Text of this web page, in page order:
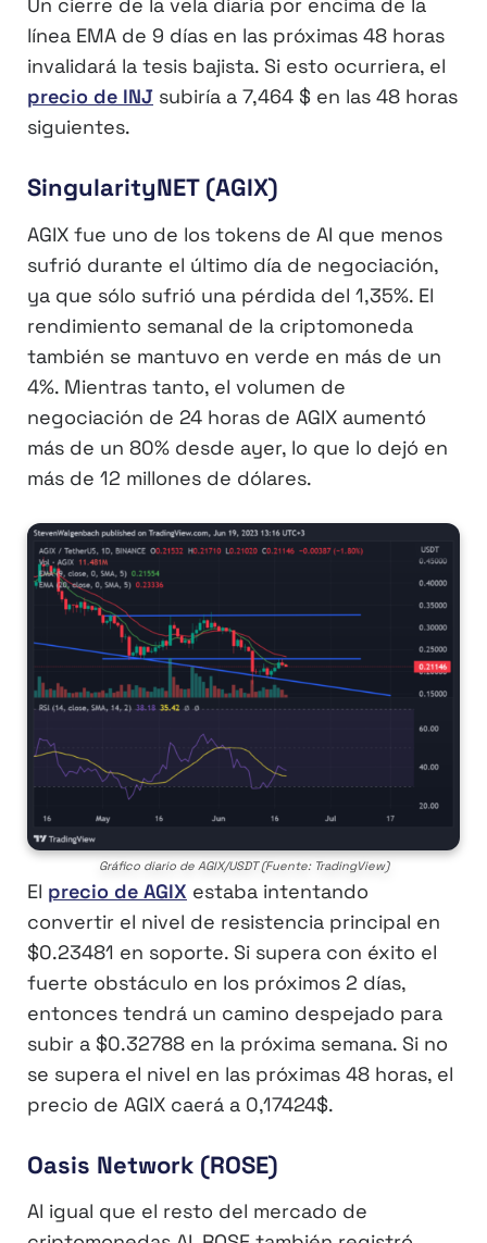
Un cierre de la vela diaria por encima de la
línea EMA de 9 días en las próximas 48 horas
invalidará la tesis bajista. Si esto ocurriera, el
precio de INJ subiría a 7,464 $ en las 48 horas
siguientes.
SingularityNET (AGIX)
AGIX fue uno de los tokens de AI que menos
sufrió durante el último día de negociación,
ya que sólo sufrió una pérdida del 1,35%. El
rendimiento semanal de la criptomoneda
también se mantuvo en verde en más de un
4%. Mientras tanto, el volumen de
negociación de 24 horas de AGIX aumentó
más de un 80% desde ayer, lo que lo dejó en
más de 12 millones de dólares.
Gráfico diario de AGIX/USDT (Fuente: TradingView)
El precio de AGIX estaba intentando
convertir el nivel de resistencia principal en
$0.23481 en soporte. Si supera con éxito el
fuerte obstáculo en los próximos 2 días,
entonces tendrá un camino despejado para
subir a $0.32788 en la próxima semana. Si no
se supera el nivel en las próximas 48 horas, el
precio de AGIX caerá a 0,17424$.
Oasis Network (ROSE)
Al igual que el resto del mercado de